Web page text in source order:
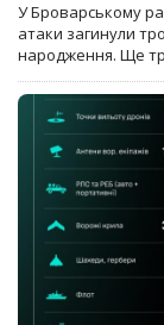
У Броварському
атаки загинули
народження. Ще